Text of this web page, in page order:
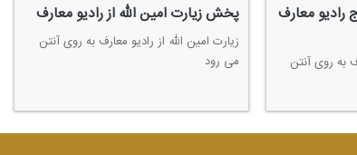
رادیو معارف
به روی آنتن
پخش زیارت امین الله از رادیو معارف
زیارت امین الله از رادیو معارف به روی آنتن
می رود